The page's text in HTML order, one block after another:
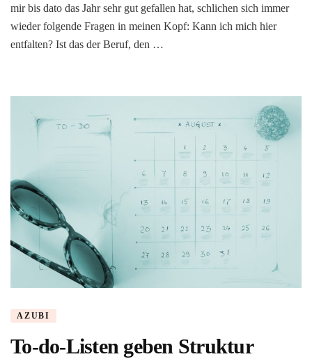
mir bis dato das Jahr sehr gut gefallen hat, schlichen sich immer
wieder folgende Fragen in meinen Kopf: Kann ich mich hier
entfalten? Ist das der Beruf, den …
AZUBI
To-do-Listen geben Struktur